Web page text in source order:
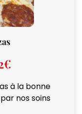
à la bonne
nos soins